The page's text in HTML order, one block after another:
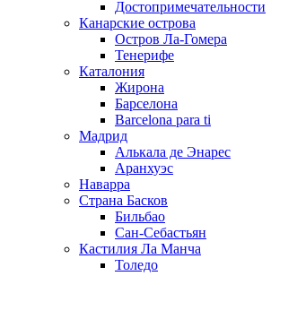
Достопримечательности
Канарские острова
Остров Ла-Гомера
Тенерифе
Каталония
Жирона
Барселона
Barcelona para ti
Мадрид
Алькала де Энарес
Аранхуэс
Наварра
Страна Басков
Бильбао
Сан-Себастьян
Кастилия Ла Манча
Толедо